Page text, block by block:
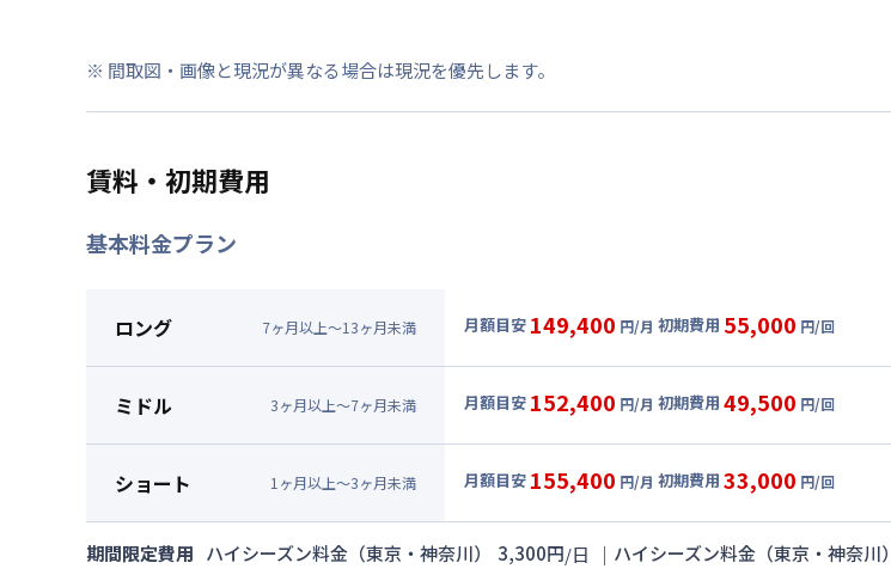
※ 間取図・画像と現況が異なる場合は現況を優先します。
賃料・初期費用
基本料金プラン
ロング 7ヶ月以上～13ヶ月未満 月額目安 149,400 円/月 初期費用 55,000 円/回
96,000円/月 (3,200円/日)
光熱費他 : 24,000円/月 (800円/日) (税抜)
清掃料他 : 50,000円/回 (税抜)
その他費用 :
管理費: 27,000円/月 (900円/日)
ミドル 3ヶ月以上～7ヶ月未満 月額目安 152,400 円/月 初期費用 49,500 円/回
99,000円/月 (3,300円/日)
光熱費他 : 24,000円/月 (800円/日) (税抜)
清掃料他 : 45,000円/回 (税抜)
ショート 1 ヶ月以上～3ヶ月未満 月額目安 155,400 円/月 初期費用 33,000 円/回
月額賃料目安(30日利用)
期間限定費用 ハイシーズン料金（東京・神奈川） 3,300円/日 ｜ ハイシーズン料金（東京・神奈川）